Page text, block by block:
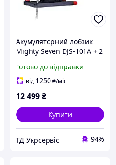
Акумуляторний лобзик
Mighty Seven DJS-101A + 2
Готово до відправки
від 1250₴/міс
12 499₴
Купити
ТД Укрсервіс 94%